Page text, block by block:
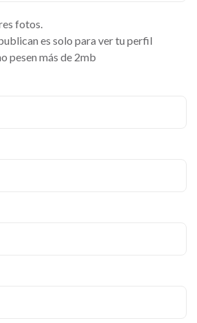
fotos.
es solo para ver tu perfil
pesen más de 2mb